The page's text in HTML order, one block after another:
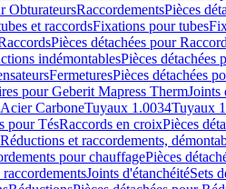
ObturateursRaccordementsPièces
et raccordsFixations pour tubes
Pièces détachées pour
indémontablesPièces détachées
FermeturesPièces détachées
pour Geberit Mapress ThermJoints
CarboneTuyaux 1.0034Tuyaux
pour TésRaccords en croixPièces
et raccordements,
pour chauffagePièces
Joints d'étanchéitéSets